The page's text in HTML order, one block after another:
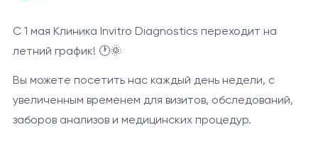
С 1 мая Клиника Invitro Diagnostics переходит на
летний график! 🕐🌞
Вы можете посетить нас каждый день недели, с
увеличенным временем для визитов, обследований,
заборов анализов и медицинских процедур.